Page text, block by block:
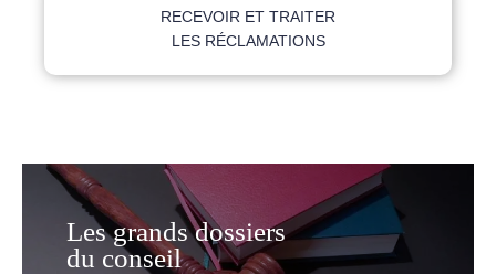
RECEVOIR ET TRAITER
LES RÉCLAMATIONS
Les grands dossiers
du conseil